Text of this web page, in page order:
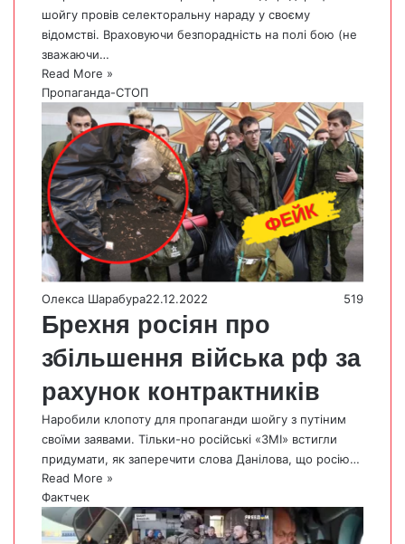
шойгу провів селекторальну нараду у своєму
відомстві. Враховуючи безпорадність на полі бою (не
зважаючи…
Read More »
Пропаганда-СТОП
Олекса Шарабура22.12.2022 519
Брехня росіян про
збільшення війська рф за
рахунок контрактників
Наробили клопоту для пропаганди шойгу з путіним
своїми заявами. Тільки-но російські «ЗМІ» встигли
придумати, як заперечити слова Данілова, що росію…
Read More »
Фактчек